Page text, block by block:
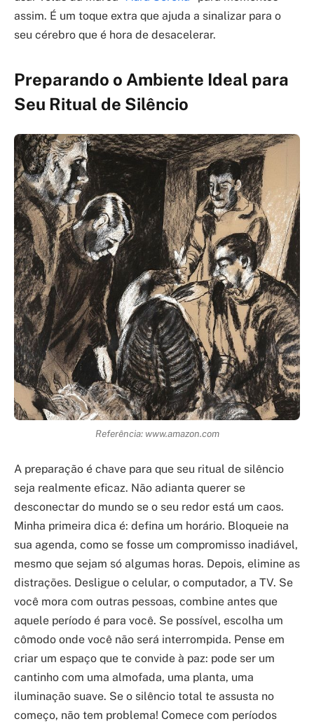
assim. É um toque extra que ajuda a sinalizar para o
seu cérebro que é hora de desacelerar.
Preparando o Ambiente Ideal para
Seu Ritual de Silêncio
Referência: www.amazon.com
A preparação é chave para que seu ritual de silêncio
seja realmente eficaz. Não adianta querer se
desconectar do mundo se o seu redor está um caos.
Minha primeira dica é: defina um horário. Bloqueie na
sua agenda, como se fosse um compromisso inadiável,
mesmo que sejam só algumas horas. Depois, elimine as
distrações. Desligue o celular, o computador, a TV. Se
você mora com outras pessoas, combine antes que
aquele período é para você. Se possível, escolha um
cômodo onde você não será interrompida. Pense em
criar um espaço que te convide à paz: pode ser um
cantinho com uma almofada, uma planta, uma
iluminação suave. Se o silêncio total te assusta no
começo, não tem problema! Comece com períodos